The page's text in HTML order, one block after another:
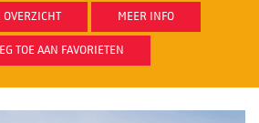
MEER INFO
TOE AAN FAVORIETEN